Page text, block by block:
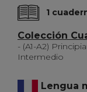
1
Colección
- (A1-A2)
Intermedio
Lengua